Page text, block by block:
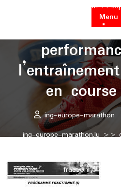
Menu
Posted On 14
en
ing-europe-marathon
ing-europe-marathon.lu>>
fractionné en